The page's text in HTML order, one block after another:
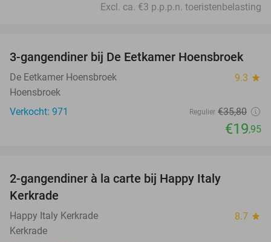
Excl. ca. €3 p.p.p.n. toeristenbelasting
44%
3-gangendiner bij De Eetkamer Hoensbroek
De Eetkamer Hoensbroek 9.3 star
Hoensbroek
Verkocht: 971
Regulier €35,80
€19,95
2-gangendiner à la carte bij Happy Italy
Kerkrade
Happy Italy Kerkrade 8.7 star
Kerkrade